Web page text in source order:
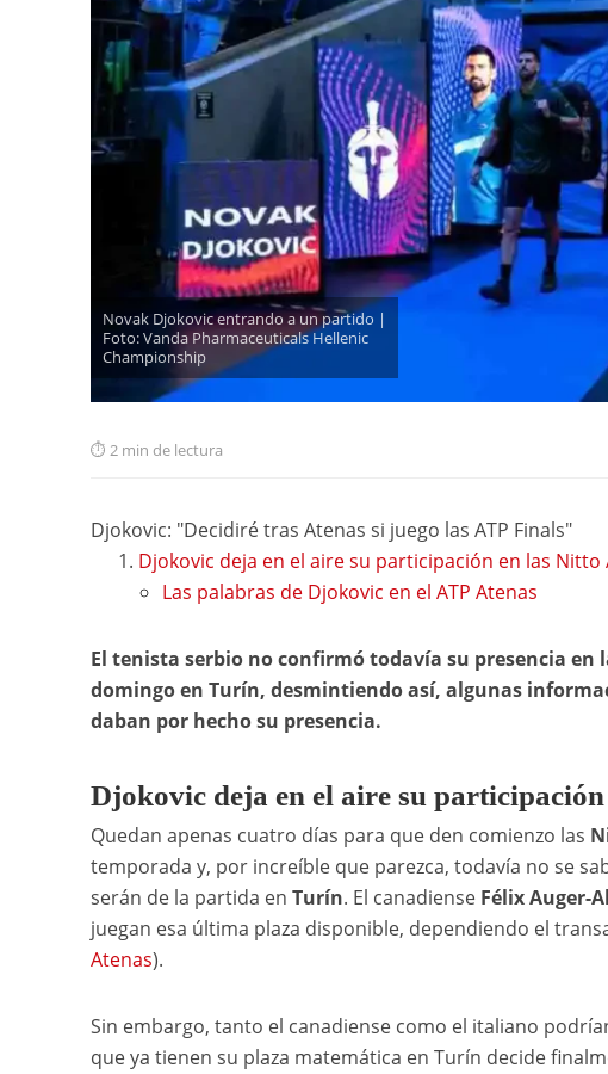
Novak Djokovic entrando a un partido |
Foto: Vanda Pharmaceuticals Hellenic
Championship
2 min de lectura
Djokovic: "Decidiré tras Atenas si juego las ATP Finals"
Djokovic deja en el aire su participación en las Nitto
Las palabras de Djokovic en el ATP Atenas
El tenista serbio no confirmó todavía su presencia en
domingo en Turín, desmintiendo así, algunas
daban por hecho su presencia.
Djokovic deja en el aire su
Quedan apenas cuatro días para que den comienzo las
temporada y, por increíble que parezca, todavía no se
serán de la partida en Turín. El canadiense Félix Auger-
juegan esa última plaza disponible, dependiendo el
Atenas).
Sin embargo, tanto el canadiense como el italiano
que ya tienen su plaza matemática en Turín decide